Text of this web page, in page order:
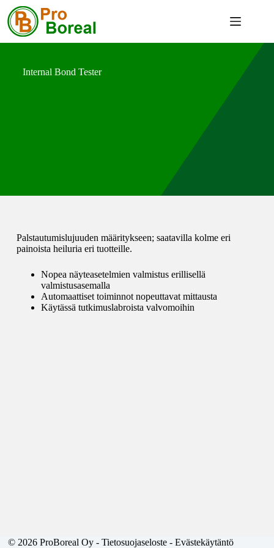
Internal Bond Tester
Palstautumislujuuden määritykseen; saatavilla kolme eri
painoista heiluria eri tuotteille.
Nopea näyteasetelmien valmistus erillisellä
valmistusasemalla
Automaattiset toiminnot nopeuttavat mittausta
Käytässä tutkimuslabroista valvomoihin
© 2026 ProBoreal Oy - Tietosuojaseloste- Evästekäytäntö